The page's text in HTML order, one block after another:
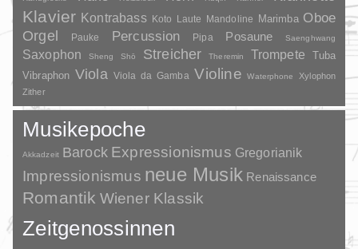
Klavier Kontrabass Koto Laute Mandoline Marimba Oboe
Orgel Pauke Percussion Pipa Posaune Saenghwang
Saxophon Sheng Shō Streicher Theremin Trompete
Tuba
Vibraphon Viola Viola da Gamba Violine Waterphone
Xylophon
Zither
Musikepoche
Akkadzeit Barock Expressionismus Gregorianik
Impressionismus neue Musik Renaissance
Romantik Wiener Klassik
Zeitgenossinnen